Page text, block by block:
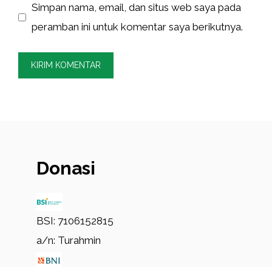
Simpan nama, email, dan situs web saya pada
peramban ini untuk komentar saya berikutnya.
Donasi
BSI: 7106152815
a/n: Turahmin